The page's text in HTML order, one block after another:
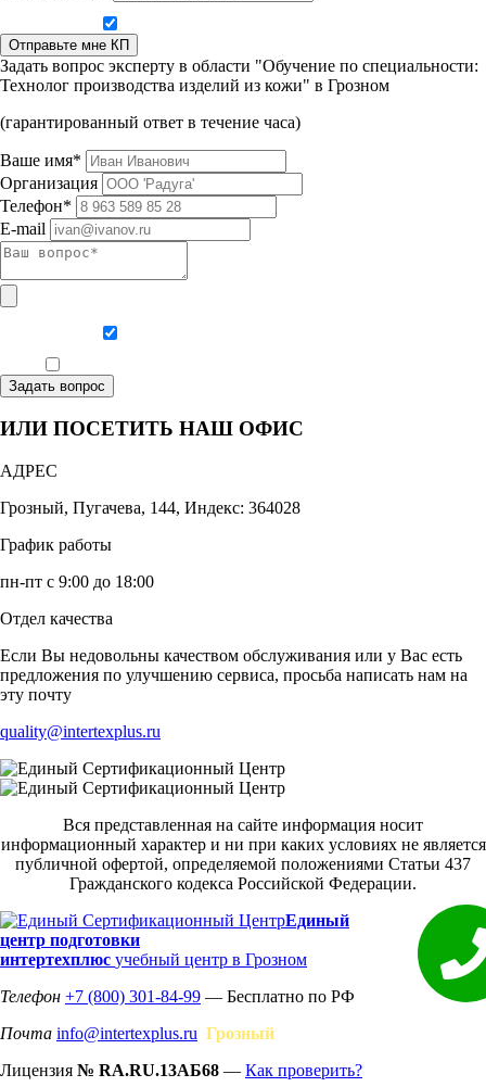
Отправьте мне КП
Задать вопрос эксперту в области "Обучение по специальности:
Технолог производства изделий из кожи" в Грозном
(гарантированный ответ в течение часа)
Ваше имя*
Организация
Телефон*
E-mail
Задать вопрос
ИЛИ ПОСЕТИТЬ НАШ ОФИС
АДРЕС
Грозный, Пугачева, 144, Индекс: 364028
График работы
пн-пт с 9:00 до 18:00
Отдел качества
Если Вы недовольны качеством обслуживания или у Вас есть
предложения по улучшению сервиса, просьба написать нам на
эту почту
quality@intertexplus.ru
Вся представленная на сайте информация носит
информационный характер и ни при каких условиях не является
публичной офертой, определяемой положениями Статьи 437
Гражданского кодекса Российской Федерации.
Единый
центр подготовки
интертехплюс учебный центр в Грозном
Телефон +7 (800) 301-84-99 — Бесплатно по РФ
Почта info@intertexplus.ru Грозный
Лицензия № RA.RU.13АБ68 — Как проверить?